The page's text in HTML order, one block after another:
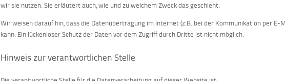
wir sie nutzen. Sie erläutert auch, wie und zu welchem Zweck das geschieht.
Wir weisen darauf hin, dass die Datenübertragung im Internet (z.B. bei der Kommunikation per E-
kann. Ein lückenloser Schutz der Daten vor dem Zugriff durch Dritte ist nicht möglich.
Hinweis zur verantwortlichen Stelle